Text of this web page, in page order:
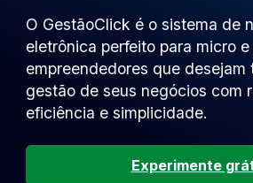
O GestãoClick é o sistema de
eletrônica perfeito para micro
empreendedores que desejam
gestão de seus negócios com
eficiência e simplicidade.
Experimente